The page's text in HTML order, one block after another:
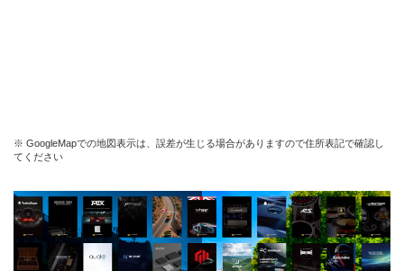
※ GoogleMapでの地図表示は、誤差が生じる場合がありますので住所表記で確認し
てください